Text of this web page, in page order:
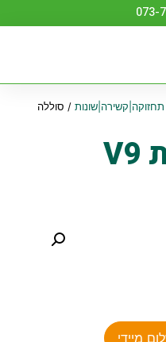
073-
תחזוקה|קשירה|שונות/ סוללה
סוללה מרובעת V9
מיידי